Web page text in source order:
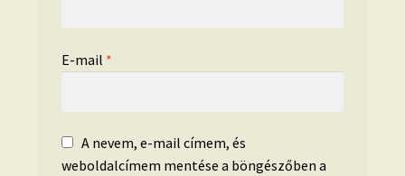
E-mail *
A nevem, e-mail címem, és
weboldalcímem mentése a böngészőben a